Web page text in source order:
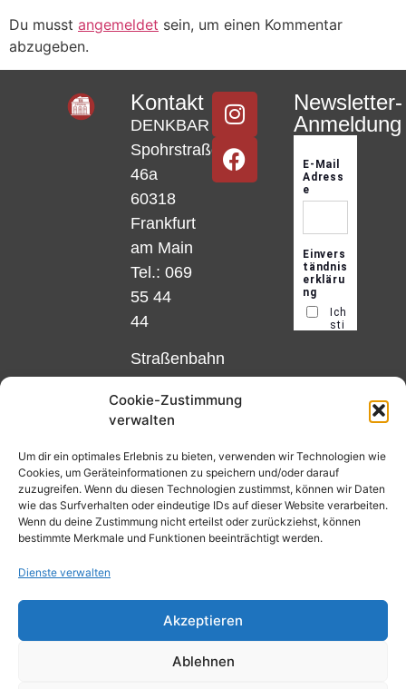
Cookie-Zustimmung
verwalten
Um dir ein optimales Erlebnis zu bieten, verwenden wir Technologien wie
Cookies, um Geräteinformationen zu speichern und/oder darauf
zuzugreifen. Wenn du diesen Technologien zustimmst, können wir Daten
wie das Surfverhalten oder eindeutige IDs auf dieser Website verarbeiten.
Wenn du deine Zustimmung nicht erteilst oder zurückziehst, können
bestimmte Merkmale und Funktionen beeinträchtigt werden.
Dienste verwalten
Akzeptieren
Ablehnen
Du musst angemeldet sein, um einen Kommentar
abzugeben.
Kontakt
DENKBAR
Spohrstraße
46a
60318
Frankfurt
am Main
Tel.: 069
55 44
44
Straßenbahn
und 12,
Matthias-
Beltz-
Platz
oder
Haltestelle
Nibelungenplatz/FH
Newsletter-
Anmeldung